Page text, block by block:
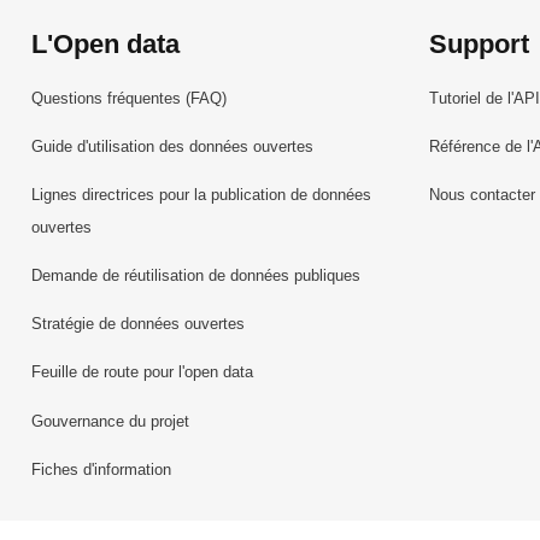
L'Open data
Questions fréquentes (FAQ)
Guide d'utilisation des données ouvertes
Lignes directrices pour la publication de données
ouvertes
Demande de réutilisation de données publiques
Stratégie de données ouvertes
Feuille de route pour l'open data
Gouvernance du projet
Fiches d'information
Support
Tutoriel de l'API
Référence de
Nous contacter